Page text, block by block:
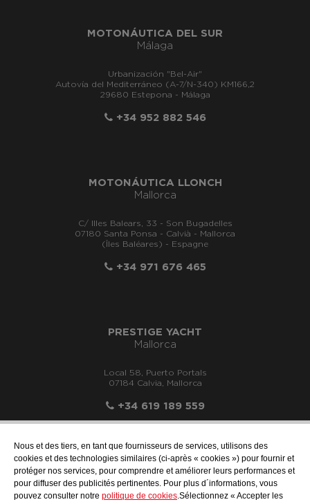
Nous et des tiers, en tant que fournisseurs de services, utilisons des
cookies et des technologies similaires (ci-après « cookies ») pour fournir et
protéger nos services, pour comprendre et améliorer leurs performances et
pour diffuser des publicités pertinentes. Pour plus d´informations, vous
pouvez consulter notre politique de cookies.Sélectionnez « Accepter les
MOTONÁUTICA DEL SUR
Málaga
Urbanización "Bel-Air"
Autovía del Mediterráneo (A-7/N-340) KM166,2
29680 Estepona - Málaga
+34 952 882 546
MOTONÁUTICA LLONCH
Mallorca
C/ Illes Balears, 33 - Son Bugadelles
07180 Santa Ponsa - Calvià - Mallorca
(Îles Baléares) - Espagne
+34 971 676 465
PRESTIGE YACHT
Mallorca
Local 58, Puerto Portals
07184 Calvia, Mallorca
+34 619 189 559
info@motonauticallonch.com